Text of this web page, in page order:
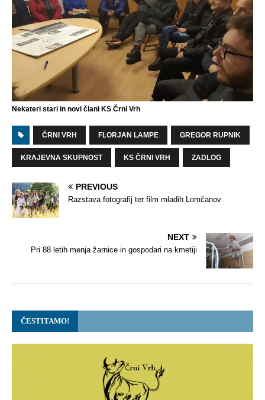
Nekateri stari in novi člani KS Črni Vrh
ČRNI VRH FLORJAN LAMPE GREGOR RUPNIK
KRAJEVNA SKUPNOST KS ČRNI VRH ZADLOG
PREVIOUS
Razstava fotografij ter film mladih Lomčanov
NEXT
Pri 88 letih menja žarnice in gospodari na kmetiji
ČESTITAMO!